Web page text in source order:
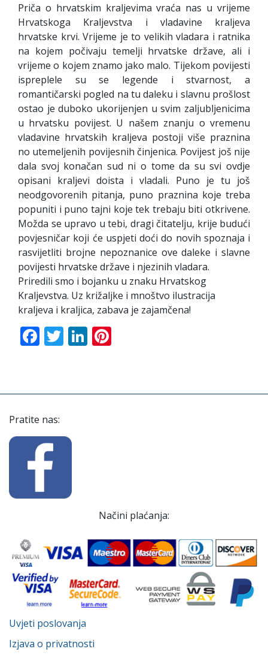
Priča o hrvatskim kraljevima vraća nas u vrijeme
Hrvatskoga Kraljevstva i vladavine kraljeva
hrvatske krvi. Vrijeme je to velikih vladara i ratnika
na kojem počivaju temelji hrvatske države, ali i
vrijeme o kojem znamo jako malo. Tijekom povijesti
ispreplele su se legende i stvarnost, a
romantičarski pogled na tu daleku i slavnu prošlost
ostao je duboko ukorijenjen u svim zaljubljenicima
u hrvatsku povijest. U našem znanju o vremenu
vladavine hrvatskih kraljeva postoji više praznina
no utemeljenih povijesnih činjenica. Povijest još nije
dala svoj konačan sud ni o tome da su svi ovdje
opisani kraljevi doista i vladali. Puno je tu još
neodgovorenih pitanja, puno praznina koje treba
popuniti i puno tajni koje tek trebaju biti otkrivene.
Možda se upravo u tebi, dragi čitatelju, krije budući
povjesničar koji će uspjeti doći do novih spoznaja i
rasvijetliti brojne nepoznanice ove daleke i slavne
povijesti hrvatske države i njezinih vladara.
Priredili smo i bojanku u znaku Hrvatskog
Kraljevstva. Uz križaljke i mnoštvo ilustracija
kraljeva i kraljica, zabava je zajamčena!
Facebook
TwitterLinkedIn
Pratite nas:
Načini plaćanja:
Uvjeti poslovanja
Izjava o privatnosti